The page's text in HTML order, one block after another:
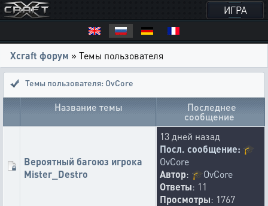
ИГРА
Xcraft форум » Темы пользователя
Темы пользователя: OvCore
Название темы Последнее
сообщение
Вероятный багоюз игрока
Mister_Destro
13 дней назад
Посл. сообщение: 🎓
OvCore
Автор: 🎓OvCore
Ответы: 11
Просмотры: 1767